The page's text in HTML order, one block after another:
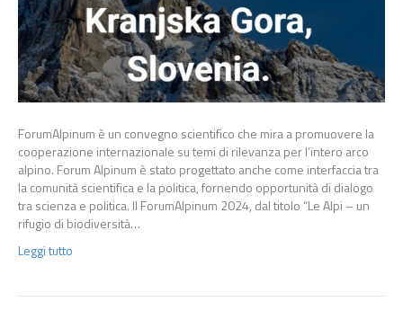
ForumAlpinum è un convegno scientifico che mira a promuovere la
cooperazione internazionale su temi di rilevanza per l’intero arco
alpino. Forum Alpinum è stato progettato anche come interfaccia tra
la comunità scientifica e la politica, fornendo opportunità di dialogo
tra scienza e politica. Il ForumAlpinum 2024, dal titolo “Le Alpi – un
rifugio di biodiversità…
Leggi tutto